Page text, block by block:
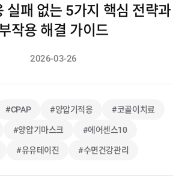
실패 없는 5가지 핵심 전략과
작용 해결 가이드
2026-03-26
#CPAP #양압기적응 #코골이치료
#양압기마스크 #에어센스10
#유유테이진 #수면건강관리